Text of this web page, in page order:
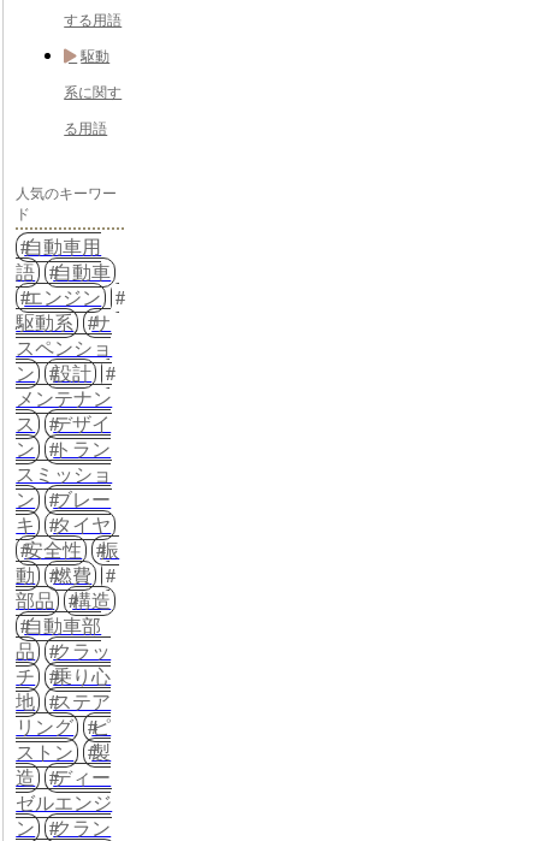
する用語
駆動
系に関す
る用語
人気のキーワー
ド
自動車用
語
自動車
エンジン
駆動系
サ
スペンショ
ン
設計
メンテナン
ス
デザイ
ン
トラン
スミッショ
ン
ブレー
キ
タイヤ
安全性
振
動
燃費
部品
構造
自動車部
品
クラッ
チ
乗り心
地
ステア
リング
ピ
ストン
製
造
ディー
ゼルエンジ
ン
クラン